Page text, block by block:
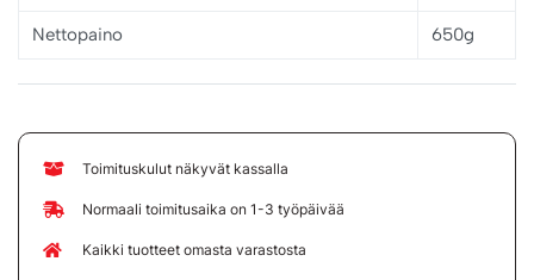
Nettopaino 650g
Toimituskulut näkyvät kassalla
Normaali toimitusaika on 1-3 työpäivää
Kaikki tuotteet omasta varastosta